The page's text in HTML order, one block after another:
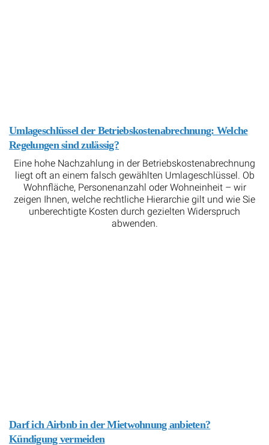
Umlageschlüssel der Betriebskostenabrechnung: Welche
Regelungen sind zulässig?
Eine hohe Nachzahlung in der Betriebskostenabrechnung
liegt oft an einem falsch gewählten Umlageschlüssel. Ob
Wohnfläche, Personenanzahl oder Wohneinheit – wir
zeigen Ihnen, welche rechtliche Hierarchie gilt und wie Sie
unberechtigte Kosten durch gezielten Widerspruch
abwenden.
Darf ich Airbnb in der Mietwohnung anbieten?
Kündigung vermeiden